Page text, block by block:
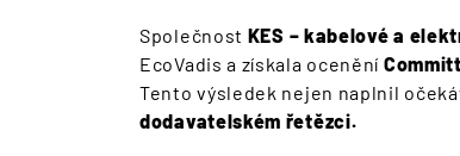
Společnost KES – kabelové a
EcoVadis a získala ocenění
Tento výsledek nejen naplnil
dodavatelském řetězci.